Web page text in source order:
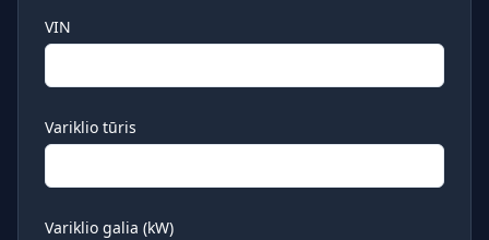
VIN
Variklio tūris
Variklio galia (kW)